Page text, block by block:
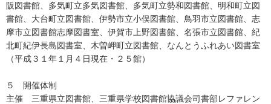
阪図書館、多気町立多気図書館、多気町立勢和図書館、明和町立図
書館、大台町立図書館、伊勢市立小俣図書館、鳥羽市立図書館、志
摩市立図書館志摩図書室、伊賀市上野図書館、名張市立図書館、紀
北町紀伊長島図書室、木曽岬町立図書館、なんとうふれあい図書室
（平成３１年１月４日現在・２５館）
５ 開催体制
主催 三重県立図書館、三重県学校図書館協議会司書部レファレン